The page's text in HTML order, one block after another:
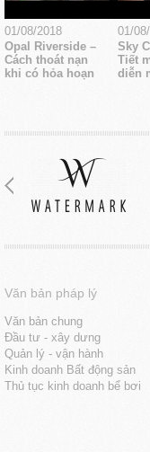
01/08/2018
Opal Riverside –
Cách thoát nạn
khi có hỏa hoạn
01/
Sky
Tiết
diễn
Văn bản pháp lý
Văn bản chung
Đầu tư - xây dưng
Quản lý - vận hành
Kinh doanh Bất động sản
Thủ tục kinh doanh bể bơi